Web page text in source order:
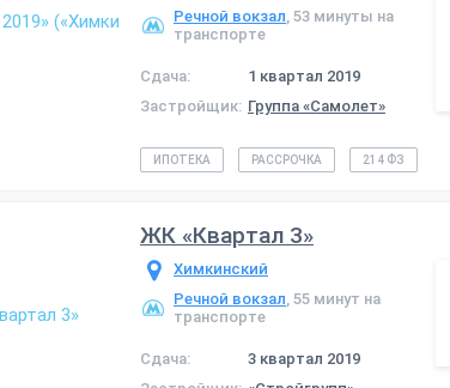
Речной вокзал, 53 минуты на
транспорте
Сдача:
1 квартал 2019
Застройщик: Группа «Самолет»
ИПОТЕКА РАССРОЧКА 214 ФЗ
ЖК «Квартал 3»
Химкинский
Речной вокзал, 55 минут на
транспорте
Сдача:
3 квартал 2019